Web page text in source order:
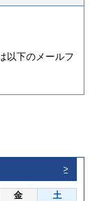
>
金 土
以下のメールフ